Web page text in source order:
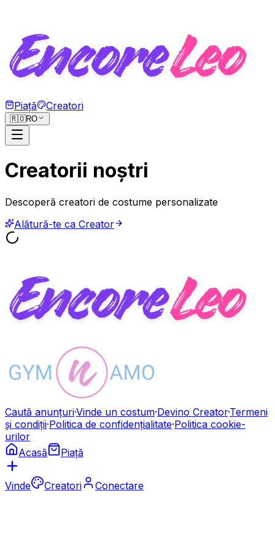
Piață Creatori
🇷🇴RO
Creatorii noștri
Descoperă creatori de costume personalizate
Alătură-te ca Creator
Caută anunțuri·Vinde un costum·Devino Creator·Termeni
și condiții·Politica de confidențialitate·Politica cookie-
urilor
Acasă
Piață
Vinde Creatori Conectare